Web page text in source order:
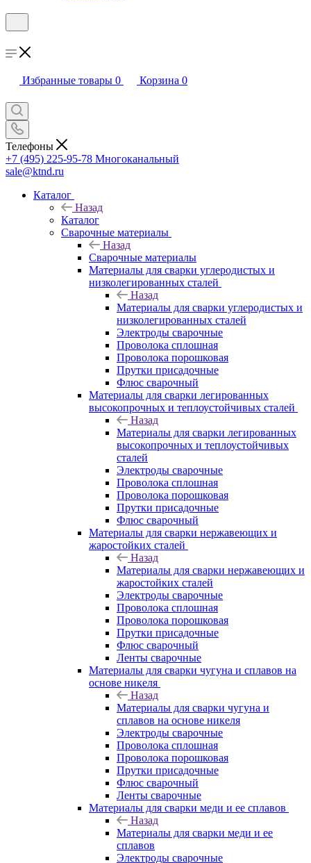
Избранные товары 0 Корзина 0
Телефоны
+7 (495) 225-95-78 Многоканальный
sale@ktnd.ru
Каталог
Назад
Каталог
Сварочные материалы
Назад
Сварочные материалы
Материалы для сварки углеродистых и
низколегированных сталей
Назад
Материалы для сварки углеродистых и
низколегированных сталей
Электроды сварочные
Проволока сплошная
Проволока порошковая
Прутки присадочные
Флюс сварочный
Материалы для сварки легированных
высокопрочных и теплоустойчивых сталей
Назад
Материалы для сварки легированных
высокопрочных и теплоустойчивых
сталей
Электроды сварочные
Проволока сплошная
Проволока порошковая
Прутки присадочные
Флюс сварочный
Материалы для сварки нержавеющих и
жаростойких сталей
Назад
Материалы для сварки нержавеющих и
жаростойких сталей
Электроды сварочные
Проволока сплошная
Проволока порошковая
Прутки присадочные
Флюс сварочный
Ленты сварочные
Материалы для сварки чугуна и сплавов на
основе никеля
Назад
Материалы для сварки чугуна и
сплавов на основе никеля
Электроды сварочные
Проволока сплошная
Проволока порошковая
Прутки присадочные
Флюс сварочный
Ленты сварочные
Материалы для сварки меди и ее сплавов
Назад
Материалы для сварки меди и ее
сплавов
Электроды сварочные